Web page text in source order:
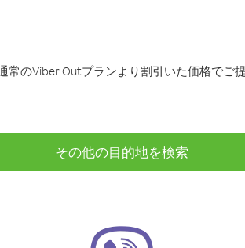
のViber Outプランより割引いた価格でご提
その他の目的地を検索